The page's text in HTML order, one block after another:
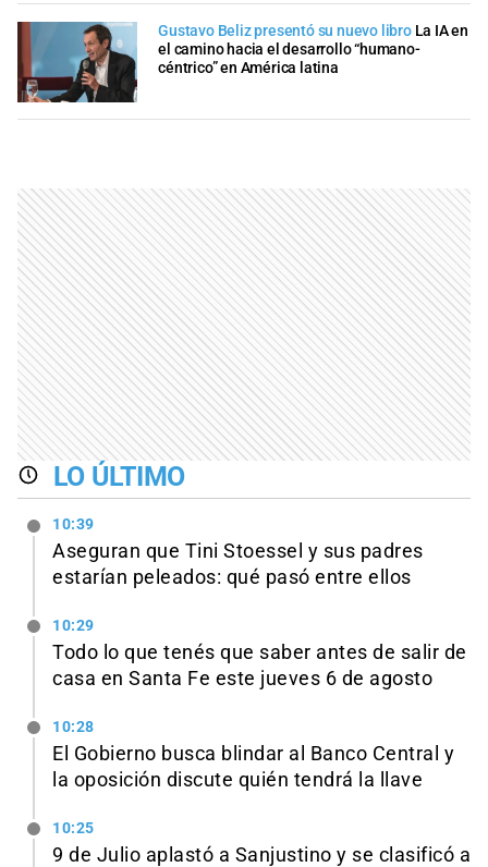
Gustavo Beliz presentó su nuevo libro La IA en
el camino hacia el desarrollo “humano-
céntrico” en América latina
LO ÚLTIMO
10:39
Aseguran que Tini Stoessel y sus padres
estarían peleados: qué pasó entre ellos
10:29
Todo lo que tenés que saber antes de salir de
casa en Santa Fe este jueves 6 de agosto
10:28
El Gobierno busca blindar al Banco Central y
la oposición discute quién tendrá la llave
10:25
9 de Julio aplastó a Sanjustino y se clasificó a